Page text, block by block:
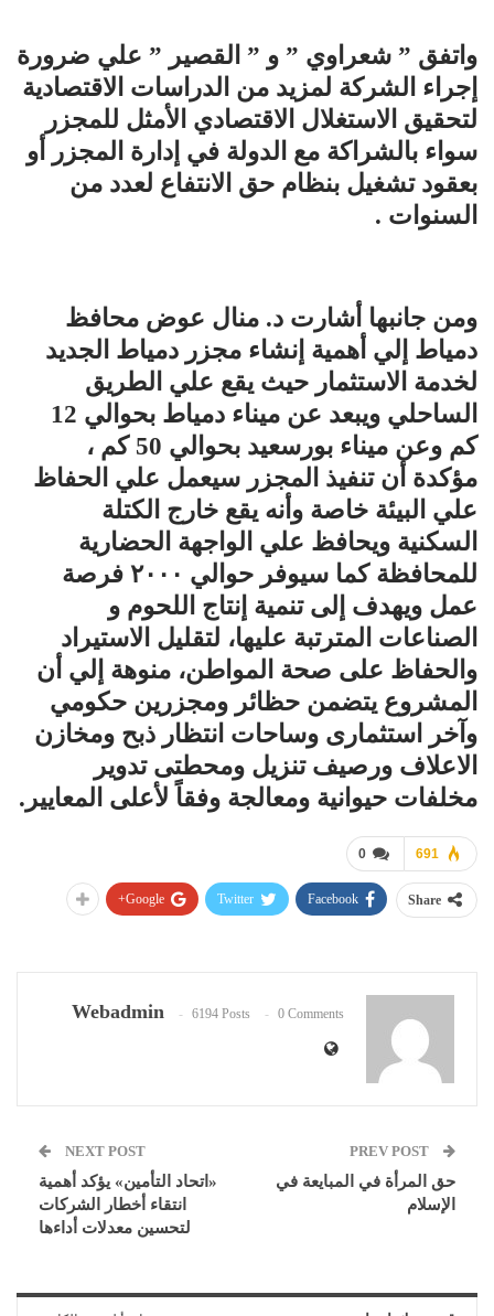
واتفق ” شعراوي ” و ” القصير ” علي ضرورة
إجراء الشركة لمزيد من الدراسات الاقتصادية
لتحقيق الاستغلال الاقتصادي الأمثل للمجزر
سواء بالشراكة مع الدولة في إدارة المجزر أو
بعقود تشغيل بنظام حق الانتفاع لعدد من
السنوات .
ومن جانبها أشارت د. منال عوض محافظ
دمياط إلي أهمية إنشاء مجزر دمياط الجديد
لخدمة الاستثمار حيث يقع علي الطريق
الساحلي ويبعد عن ميناء دمياط بحوالي 12
كم وعن ميناء بورسعيد بحوالي 50 كم ،
مؤكدة أن تنفيذ المجزر سيعمل علي الحفاظ
علي البيئة خاصة وأنه يقع خارج الكتلة
السكنية ويحافظ علي الواجهة الحضارية
للمحافظة كما سيوفر حوالي ٢٠٠٠ فرصة
عمل ويهدف إلى تنمية إنتاج اللحوم و
الصناعات المترتبة عليها، لتقليل الاستيراد
والحفاظ على صحة المواطن، منوهة إلي أن
المشروع يتضمن حظائر ومجزرين حكومي
وآخر استثمارى وساحات انتظار ذبح ومخازن
الاعلاف ورصيف تنزيل ومحطتى تدوير
مخلفات حيوانية ومعالجة وفقاً لأعلى المعايير.
0 691
Share
Facebook
Twitter
Google+
Webadmin 6194 Posts 0 Comments
حق المرأة في المبايعة في
الإسلام
NEXT POST
«اتحاد التأمين» يؤكد أهمية
انتقاء أخطار الشركات
لتحسين معدلات أداءها